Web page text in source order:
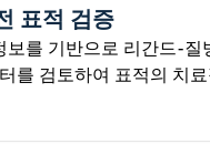
표적 검증
보를 기반으로 리간드-
를 검토하여 표적의 치